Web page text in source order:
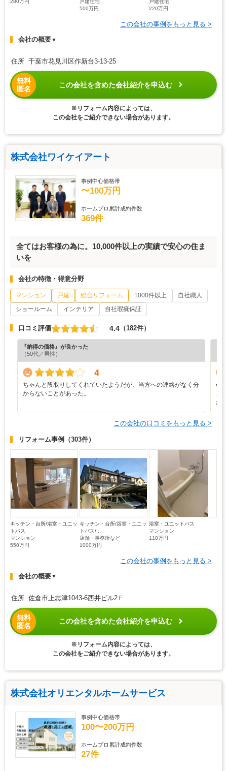
280万円
戸建住宅
500万円
戸建住宅
220万円
この会社の事例をもっと見る >
会社の概要▼
住所 千葉市花見川区作新台3-13-25
無料
匿名
この会社を含めた会社紹介を申込む
※リフォーム内容によっては、
この会社をご紹介できない場合があります。
株式会社ワイケイアート
事例中心価格帯
〜100万円
ホームプロ累計成約件数
369件
全てはお客様の為に。10,000件以上の実績で安心の住ま
いを
会社の特徴・得意分野
マンション 戸建 総合リフォーム 1000件以上
自社職人
ショールーム
インテリア 自社瑕疵保証
口コミ評価 4.4 （182件）
『納得の価格』が良かった
（50代／男性）
4
ちゃんと段取りしてくれていたようだが、当方への連絡がなく分
からないことがあった。
会
か
この会社の口コミをもっと見る >
リフォーム事例 （303件）
キッチン・台所/浴室・ユニッ
トバス
マンション
550万円
キッチン・台所/浴室・ユニッ
トバス/...
店舗・事務所など
1000万円
浴室・ユニットバス
マンション
110万円
この会社の事例をもっと見る >
会社の概要▼
住所 佐倉市上志津1043-6西井ビル2Ｆ
無料
匿名
この会社を含めた会社紹介を申込む
※リフォーム内容によっては、
この会社をご紹介できない場合があります。
株式会社オリエンタルホームサービス
事例中心価格帯
100〜200万円
ホームプロ累計成約件数
27件